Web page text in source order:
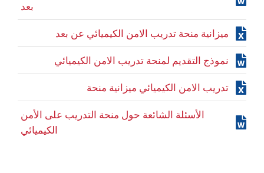
بعد
ميزانية منحة تدريب الامن الكيميائي عن بعد
نموذج التقديم لمنحة تدريب الامن الكيميائي
تدريب الامن الكيميائي ميزانية منحة
الأسئلة الشائعة حول منحة التدريب على الأمن
الكيميائي